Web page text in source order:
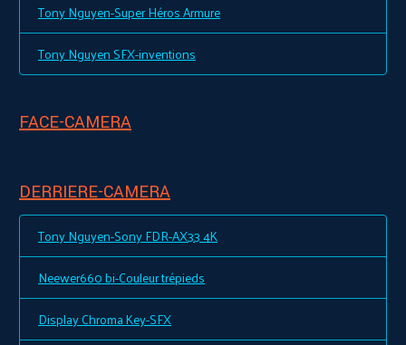
Tony Nguyen-Super Héros Armure
Tony Nguyen SFX-inventions
FACE-CAMERA
DERRIERE-CAMERA
Tony Nguyen-Sony FDR-AX33 4K
Neewer660 bi-Couleur trépieds
Display Chroma Key-SFX